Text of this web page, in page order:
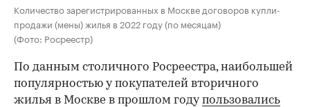
Количество зарегистрированных в Москве договоров купли-
продажи (мены) жилья в 2022 году (по месяцам)
(Фото: Росреестр)
По данным столичного Росреестра, наибольшей
популярностью у покупателей вторичного
жилья в Москве в прошлом годупользовались